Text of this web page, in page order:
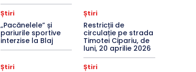
Știri
„Pacănelele” și
pariurile sportive
interzise la Blaj
Știri
Restricții de
circulație pe strada
Timotei Cipariu, de
luni, 20 aprilie 2026
Știri Știri